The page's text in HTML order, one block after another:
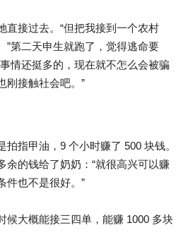
直接过去。“但把我接到一个农村
”第二天申生就跑了，觉得逃命要
情还挺多的，现在就不怎么会被骗
刚接触社会吧。”
指甲油，9 个小时赚了 500 块钱。
余的钱给了奶奶：“就很高兴可以赚
件也不是很好。”
候大概能接三四单，能赚 1000 多块